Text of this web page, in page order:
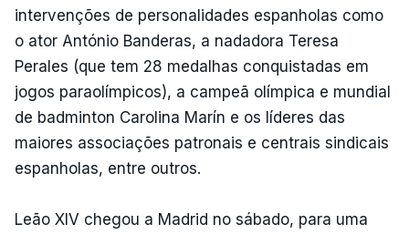
intervenções de personalidades espanholas como
o ator António Banderas, a nadadora Teresa
Perales (que tem 28 medalhas conquistadas em
jogos paraolímpicos), a campeã olímpica e mundial
de badminton Carolina Marín e os líderes das
maiores associações patronais e centrais sindicais
espanholas, entre outros.
Leão XIV chegou a Madrid no sábado, para uma